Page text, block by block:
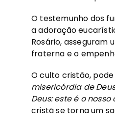
O testemunho dos
a adoração
Rosário, asseguram
fraterna e o
O culto cristão,
misericórdia de
Deus: este é o
cristã se torna um